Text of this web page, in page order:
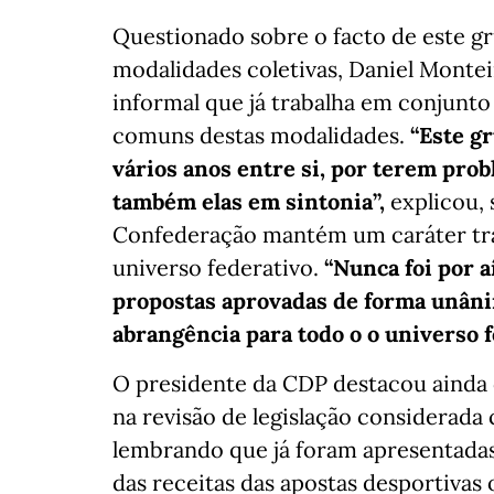
Questionado sobre o facto de este
modalidades coletivas, Daniel
informal que já trabalha em
comuns destas modalidades. “Este
vários anos entre si, por terem
também elas em sintonia”, explicou,
Confederação mantém um caráter
universo federativo. “Nunca foi por
propostas aprovadas de forma
abrangência para todo o o universo
O presidente da CDP destacou
na revisão de legislação
lembrando que já foram
das receitas das apostas